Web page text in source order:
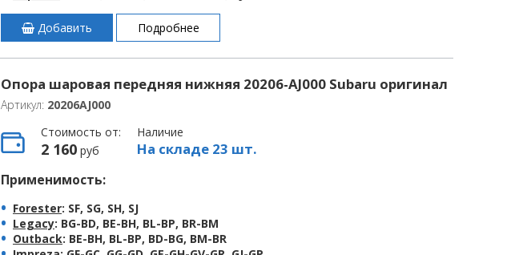
Добавить Подробнее
Опора шаровая передняя нижняя 20206-AJ000 Subaru оригинал
Артикул: 20206AJ000
Стоимость от:
2 160руб
Наличие
На складе 23 шт.
Применимость:
Forester: SF, SG, SH, SJ
Legacy: BG-BD, BE-BH, BL-BP, BR-BM
Outback: BE-BH, BL-BP, BD-BG, BM-BR